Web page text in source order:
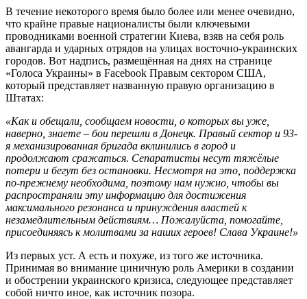
В течение некоторого время было более или менее очевидно,
что крайне правые националисты были ключевыми
проводниками военной стратегии Киева, взяв на себя роль
авангарда и ударных отрядов на улицах восточно-украинских
городов. Вот надпись, размещённая на днях на странице
«Голоса Украины» в Facebook Правым сектором США,
который представляет названную правую организацию в
Штатах:
«Как и обещали, сообщаем новости, о которых вы уже,
наверно, знаете – бои перешли в Донецк. Правый сектор и 93-
я механизированная бригада вклинились в город и
продолжают сражаться. Сепаратисты несут тяжёлые
потери и бегут без остановки. Несмотря на это, поддержка
по-прежнему необходима, поэтому нам нужно, чтобы вы
распространяли эту информацию для достижения
максимального резонанса и принуждения властей к
незамедлительным действиям… Пожалуйста, помогайте,
присоединяясь к молитвами за наших героев! Слава Украине!»
Из первых уст. А есть и похуже, из того же источника.
Принимая во внимание циничную роль Америки в создании
и обострении украинского кризиса, следующее представляет
собой ничто иное, как источник позора.